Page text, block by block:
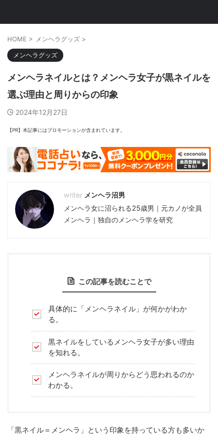
HOME > メンヘラグッズ >
メンヘラグッズ
メンヘラネイルとは？メンヘラ女子が黒ネイルを
選ぶ理由と周りからの印象
2024年12月27日
【PR】本記事にはプロモーションが含まれています。
メンヘラ沼男
メンヘラ女に沼られる25歳男｜元カノが全員
メンヘラ｜独自のメンヘラ学を研究
この記事を読むことで
具体的に「メンヘラネイル」が何かがわか
る。
黒ネイルをしているメンヘラ女子が多い理由
を知れる。
メンヘラネイルが周りからどう思われるのか
わかる。
「黒ネイル＝メンヘラ」という印象を持っている方も多いか